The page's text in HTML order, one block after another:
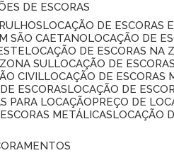
DE ESCORAS
LOCAÇÃO DE ESCORAS
SÃO CAETANO LOCAÇÃO DE
LOCAÇÃO DE ESCORAS NA
SUL LOCAÇÃO DE
CIVIL LOCAÇÃO DE ESCORAS
ESCORAS LOCAÇÃO DE
PARA LOCAÇÃO
PREÇO DE
METÁLICAS LOCAÇÃO